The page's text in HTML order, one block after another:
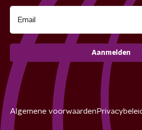
Aanmelden
Algemene voorwaarden